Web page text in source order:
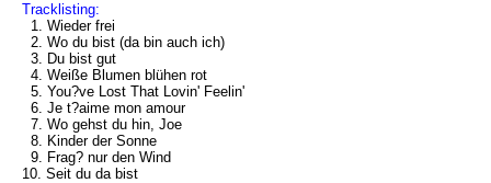
Tracklisting:
1. Wieder frei
2. Wo du bist (da bin auch ich)
3. Du bist gut
4. Weiße Blumen blühen rot
5. You?ve Lost That Lovin' Feelin'
6. Je t?aime mon amour
7. Wo gehst du hin, Joe
8. Kinder der Sonne
9. Frag? nur den Wind
10. Seit du da bist